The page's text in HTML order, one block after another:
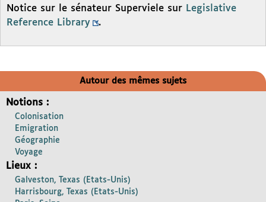
Notice sur le sénateur Superviele sur Legislative
Reference Library
.
Autour des mêmes sujets
Notions :
Colonisation
Emigration
Géographie
Voyage
Lieux :
Galveston, Texas (Etats-Unis)
Harrisbourg, Texas (Etats-Unis)